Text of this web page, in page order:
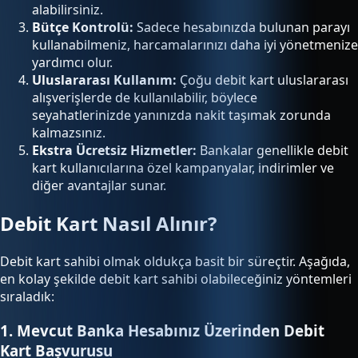
alabilirsiniz.
Bütçe Kontrolü: Sadece hesabınızda bulunan parayı
kullanabilmeniz, harcamalarınızı daha iyi yönetmenize
yardımcı olur.
Uluslararası Kullanım: Çoğu debit kart uluslararası
alışverişlerde de kullanılabilir, böylece
seyahatlerinizde yanınızda nakit taşımak zorunda
kalmazsınız.
Ekstra Ücretsiz Hizmetler: Bankalar genellikle debit
kart kullanıcılarına özel kampanyalar, indirimler ve
diğer avantajlar sunar.
Debit Kart Nasıl Alınır?
Debit kart sahibi olmak oldukça basit bir süreçtir. Aşağıda,
en kolay şekilde debit kart sahibi olabileceğiniz yöntemleri
sıraladık:
1. Mevcut Banka Hesabınız Üzerinden Debit
Kart Başvurusu